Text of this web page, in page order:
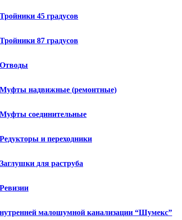
Тройники 45 градусов
Тройники 87 градусов
Отводы
Муфты надвижные (ремонтные)
Муфты соединительные
Редукторы и переходники
Заглушки для раструба
Ревизии
малошумной канализации “Шумекс”
канализации Диаметр 110